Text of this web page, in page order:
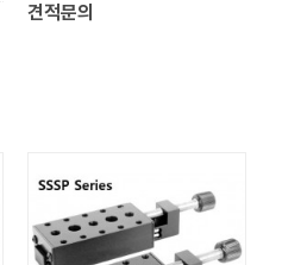
견적문의